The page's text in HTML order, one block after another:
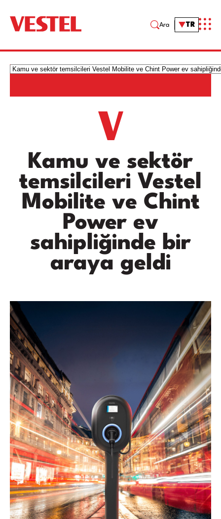
Ara TR
Kamu ve sektör
temsilcileri Vestel
Mobilite ve Chint
Power ev
sahipliğinde bir
araya geldi